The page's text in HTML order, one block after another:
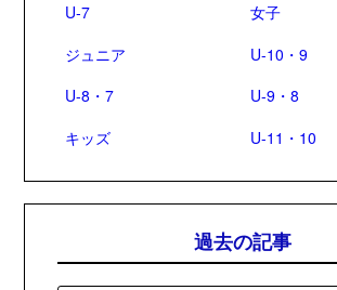
U-7
女子
ジュニア
U-10・9
U-8・7
U-9・8
キッズ
U-11・10
過去の記事